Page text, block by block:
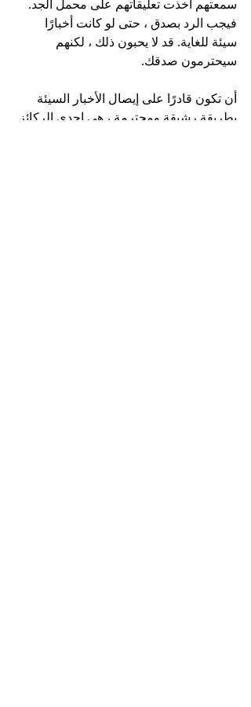
سمعتهم أخذت تعليقاتهم على محمل الجد.
فيجب الرد بصدق ، حتى لو كانت أخبارًا
سيئة للغاية. قد لا يحبون ذلك ، لكنهم
سيحترمون صدقك.
أن تكون قادرًا على إيصال الأخبار السيئة
بطريقة رشيقة ومحترمة ، هي إحدى الركائز